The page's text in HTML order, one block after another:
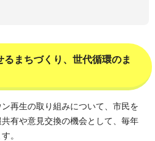
まちづくり、世代循環のま
再生の取り組みについて、市民を
有や意見交換の機会として、毎年
。